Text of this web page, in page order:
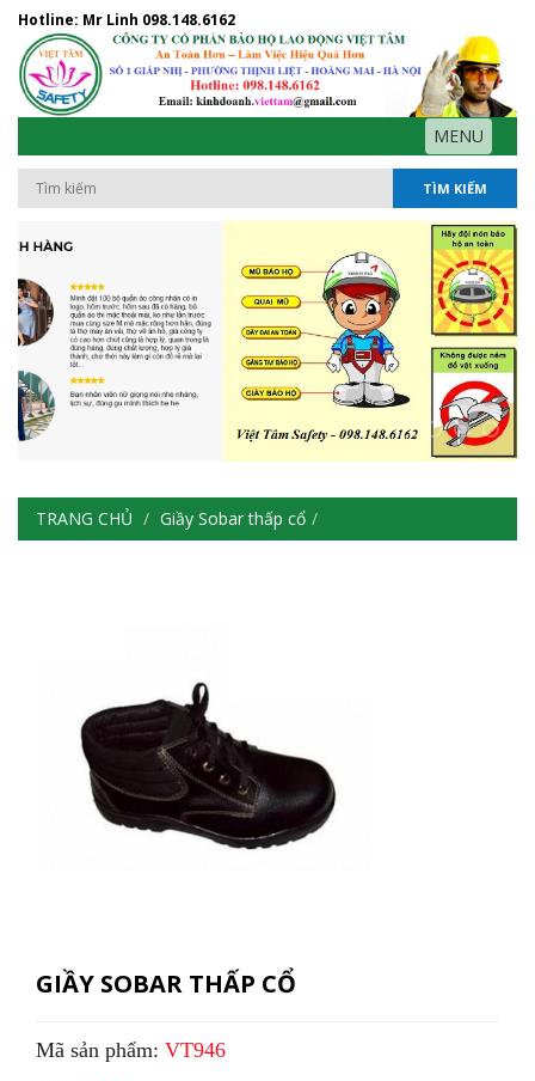
Hotline: Mr Linh 098.148.6162
MENU
TÌM KIẾM
TRANG CHỦ Giầy Sobar thấp cổ
GIẦY SOBAR THẤP CỔ
Mã sản phẩm: VT946